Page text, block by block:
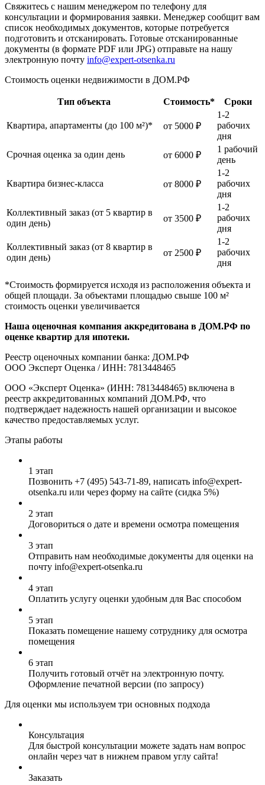
Свяжитесь с нашим менеджером по телефону для
консультации и формирования заявки. Менеджер сообщит вам
список необходимых документов, которые потребуется
подготовить и отсканировать. Готовые отсканированные
документы (в формате PDF или JPG) отправьте на нашу
электронную почту info@expert-otsenka.ru
Стоимость оценки недвижимости в ДОМ.РФ
Тип объекта Стоимость* Сроки
Квартира, апартаменты (до 100 м²)* от 5000 ₽
1-2
рабочих
дня
Срочная оценка за один день
от 6000 ₽
1 рабочий
день
Квартира бизнес-класса от 8000 ₽
1-2
рабочих
дня
Коллективный заказ (от 5 квартир в
один день)
от 3500 ₽
1-2
рабочих
дня
Коллективный заказ (от 8 квартир в
один день)
от 2500 ₽
1-2
рабочих
дня
*Стоимость формируется исходя из расположения объекта и
общей площади. За объектами площадью свыше 100 м²
стоимость оценки увеличивается
Наша оценочная компания аккредитована в ДОМ.РФ по
оценке квартир для ипотеки.
Реестр оценочных компании банка: ДОМ.РФ
ООО Эксперт Оценка / ИНН: 7813448465
ООО «Эксперт Оценка» (ИНН: 7813448465) включена в
реестр аккредитованных компаний ДОМ.РФ, что
подтверждает надежность нашей организации и высокое
качество предоставляемых услуг.
Этапы работы
1 этап
Позвонить +7 (495) 543-71-89, написать info@expert-
otsenka.ru или через форму на сайте (сидка 5%)
2 этап
Договориться о дате и времени осмотра помещения
3 этап
Отправить нам необходимые документы для оценки на
почту info@expert-otsenka.ru
4 этап
Оплатить услугу оценки удобным для Вас способом
5 этап
Показать помещение нашему сотруднику для осмотра
помещения
6 этап
Получить готовый отчёт на электронную почту.
Оформление печатной версии (по запросу)
Для оценки мы используем три основных подхода
Консультация
Для быстрой консультации можете задать нам вопрос
онлайн через чат в нижнем правом углу сайта!
Заказать